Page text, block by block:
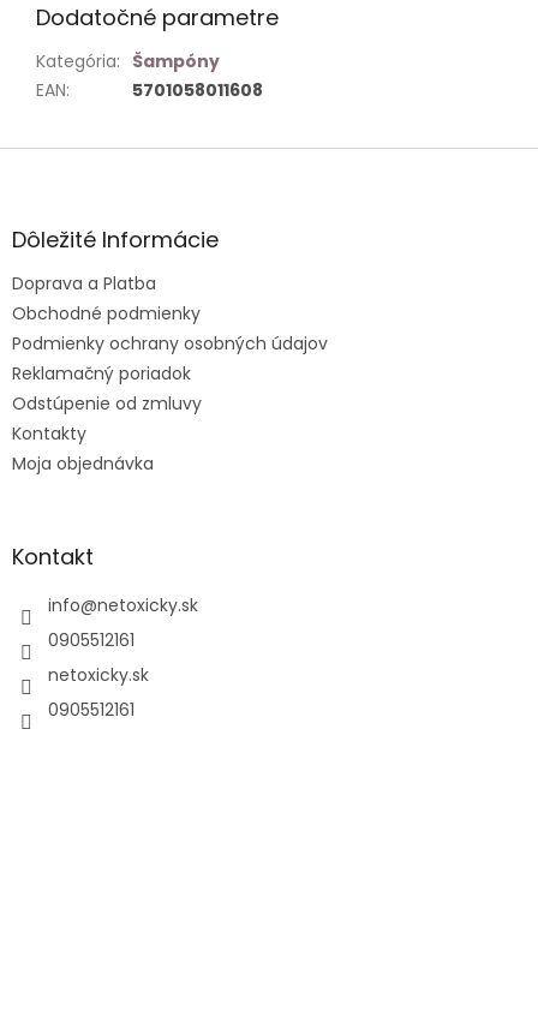
Dodatočné parametre
Kategória: Šampóny
EAN: 5701058011608
Z
ä
e
Dôležité Informácie
Doprava a Platba
Obchodné podmienky
Podmienky ochrany osobných údajov
Reklamačný poriadok
Odstúpenie od zmluvy
Kontakty
Moja objednávka
Kontakt
info@netoxicky.sk
0905512161
netoxicky.sk
0905512161